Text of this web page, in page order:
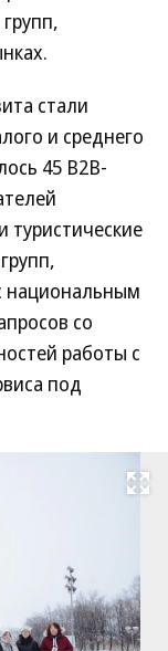
стали
и среднего
45 B2B-
национальным
со
работы с
под
Развернуть